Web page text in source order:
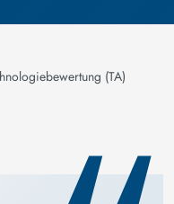
(TA)